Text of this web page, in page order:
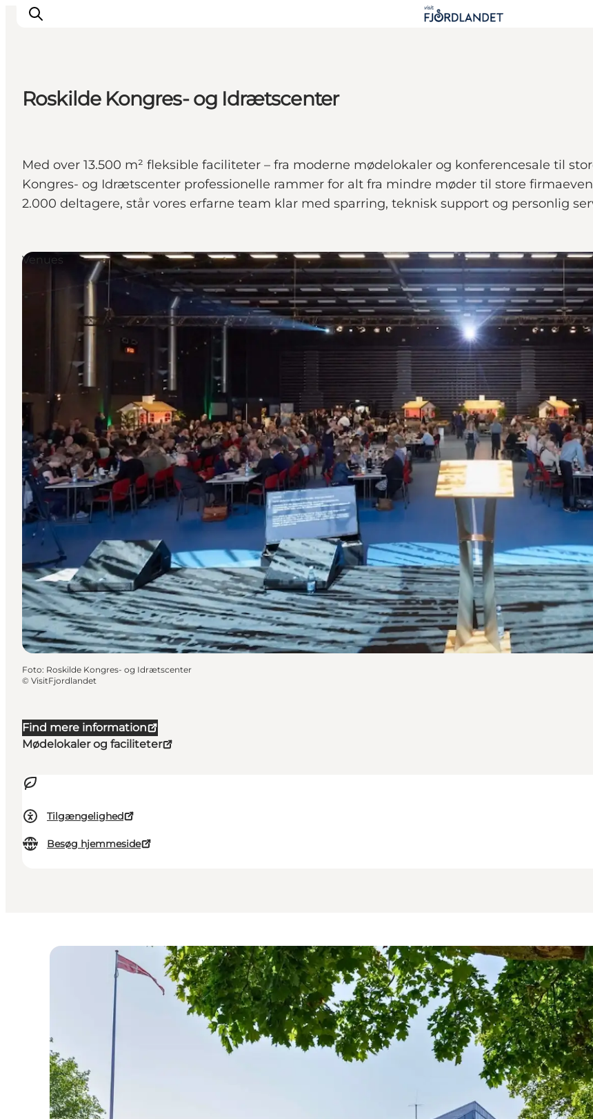
Guides & inspiration
Overnatning
Oplevelser
Roskilde Kongres- og Idrætscenter
Med over 13.500 m² fleksible faciliteter – fra moderne mødelokaler og konferencesale til
Kongres- og Idrætscenter professionelle rammer for alt fra mindre møder til store
2.000 deltagere, står vores erfarne team klar med sparring, teknisk support og personlig
Find mere information
Mødelokaler og faciliteter
Tilgængelighed
Besøg hjemmeside
Venues
Foto: Roskilde Kongres- og Idrætscenter
© VisitFjordlandet